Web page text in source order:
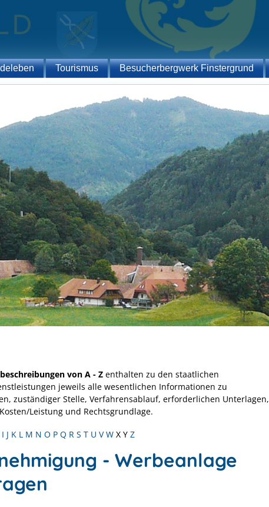
Tourismus Besucherbergwerk Finstergrund
von A - Z enthalten zu den staatlichen
jeweils alle wesentlichen Informationen zu
zuständiger Stelle, Verfahrensablauf, erforderlichen Unterlagen,
Leistung und Rechtsgrundlage.
I J K L M N O P Q R S T U V W X Y Z
- Werbeanlage